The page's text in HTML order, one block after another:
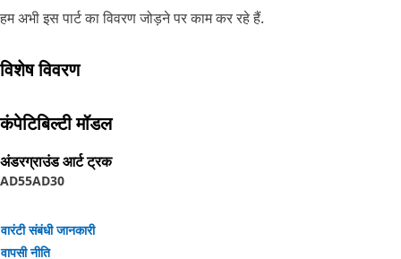
हम अभी इस पार्ट का विवरण जोड़ने पर काम कर रहे हैं.
विशेष विवरण
कंपेटिबिल्टी मॉडल
अंडरग्राउंड आर्ट ट्रक
AD55AD30
वारंटी संबंधी जानकारी
वापसी नीति